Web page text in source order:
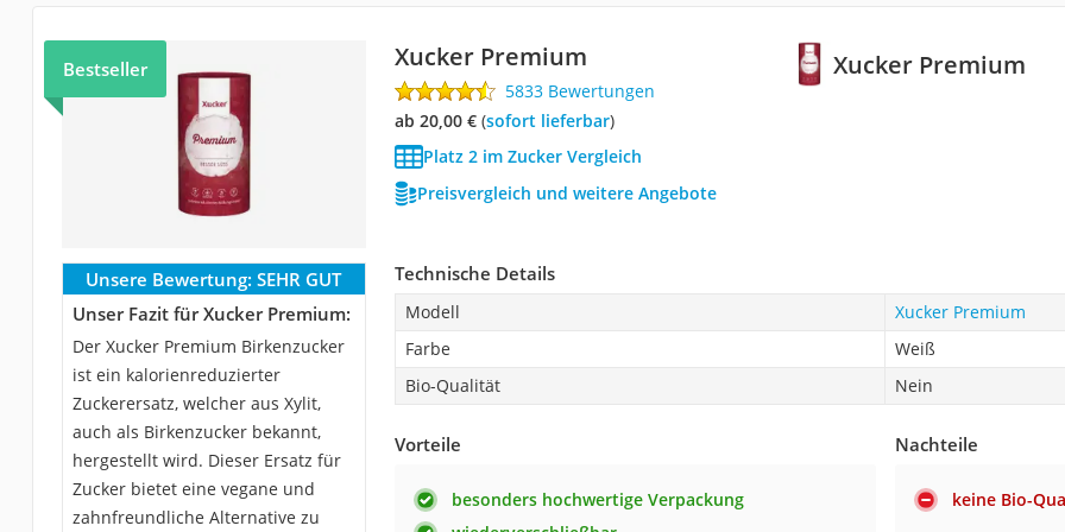
Xucker Premium
Bestseller Xucker Premium
5833 Bewertungen
ab 20,00 €( Sofort lieferbar)
Platz 2 im Zucker Vergleich
Preisvergleich und weitere Angebote
Unsere Bewertung: SEHR GUT
Unser Fazit für Xucker Premium:
Der Xucker Premium Birkenzucker
ist ein kalorienreduzierter
Zuckerersatz, welcher aus Xylit,
auch als Birkenzucker bekannt,
hergestellt wird. Dieser Ersatz für
Zucker bietet eine vegane und
zahnfreundliche Alternative zu
Technische Details
Modell
Xucker Premium
Farbe
Weiß
Bio-Qualität
Nein
Vorteile
besonders hochwertige Verpackung
Nachteile
keine Bio-